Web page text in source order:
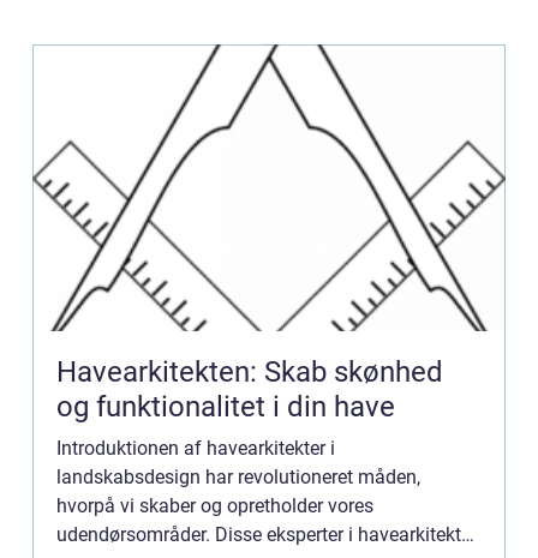
Havearkitekten: Skab skønhed
og funktionalitet i din have
Introduktionen af havearkitekter i
landskabsdesign har revolutioneret måden,
hvorpå vi skaber og opretholder vores
udendørsområder. Disse eksperter i havearkitektur